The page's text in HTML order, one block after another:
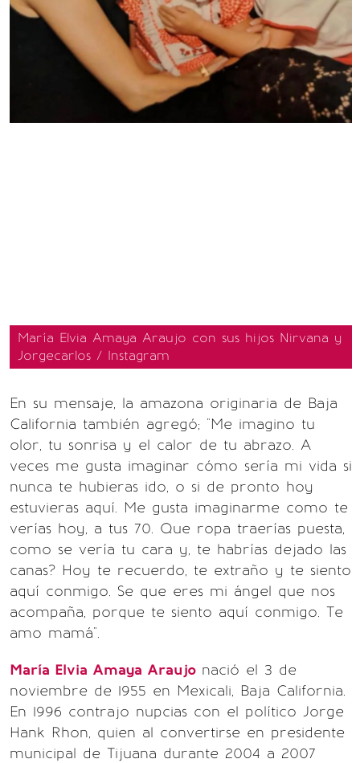
María Elvia Amaya Araujo con sus hijos Nirvana y
Jorgecarlos / Instagram
En su mensaje, la amazona originaria de Baja
California también agregó; "Me imagino tu
olor, tu sonrisa y el calor de tu abrazo. A
veces me gusta imaginar cómo sería mi vida si
nunca te hubieras ido, o si de pronto hoy
estuvieras aquí. Me gusta imaginarme como te
verías hoy, a tus 70. Que ropa traerías puesta,
como se vería tu cara y, te habrías dejado las
canas? Hoy te recuerdo, te extraño y te siento
aquí conmigo. Se que eres mi ángel que nos
acompaña, porque te siento aquí conmigo. Te
amo mamá".
María Elvia Amaya Araujo nació el 3 de
noviembre de 1955 en Mexicali, Baja California.
En 1996 contrajo nupcias con el político Jorge
Hank Rhon, quien al convertirse en presidente
municipal de Tijuana durante 2004 a 2007